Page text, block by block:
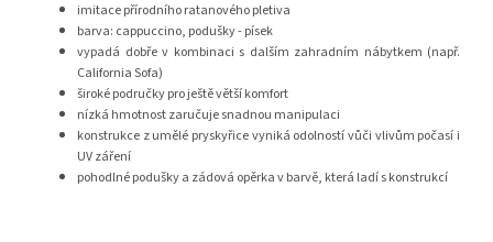
imitace přírodního ratanového pletiva
barva: cappuccino, podušky - písek
vypadá dobře v kombinaci s dalším zahradním nábytkem (např.
California Sofa)
široké područky pro ještě větší komfort
nízká hmotnost zaručuje snadnou manipulaci
konstrukce z umělé pryskyřice vyniká odolností vůči vlivům počasí i
UV záření
pohodlné podušky a zádová opěrka v barvě, která ladí s konstrukcí